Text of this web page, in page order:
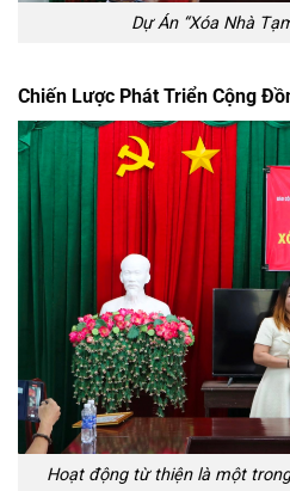
Dự Án “Xóa Nhà
Chiến Lược Phát Triển Cộng
Hoạt động từ thiện là một